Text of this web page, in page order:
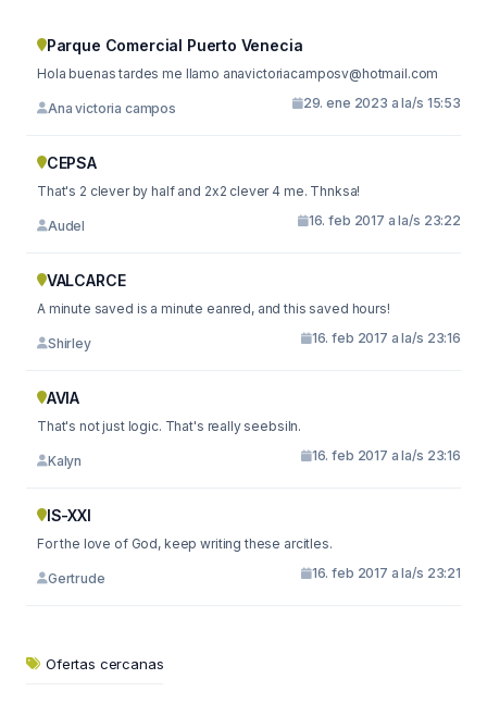
Parque Comercial Puerto Venecia
Hola buenas tardes me llamo anavictoriacamposv@hotmail.com
Ana victoria campos 29. ene 2023 a la/s 15:53
CEPSA
That's 2 clever by half and 2x2 clever 4 me. Thnksa!
Audel 16. feb 2017 a la/s 23:22
VALCARCE
A minute saved is a minute eanred, and this saved hours!
Shirley 16. feb 2017 a la/s 23:16
AVIA
That's not just logic. That's really seebsiln.
Kalyn 16. feb 2017 a la/s 23:16
IS-XXI
For the love of God, keep writing these arcitles.
Gertrude 16. feb 2017 a la/s 23:21
Ofertas cercanas